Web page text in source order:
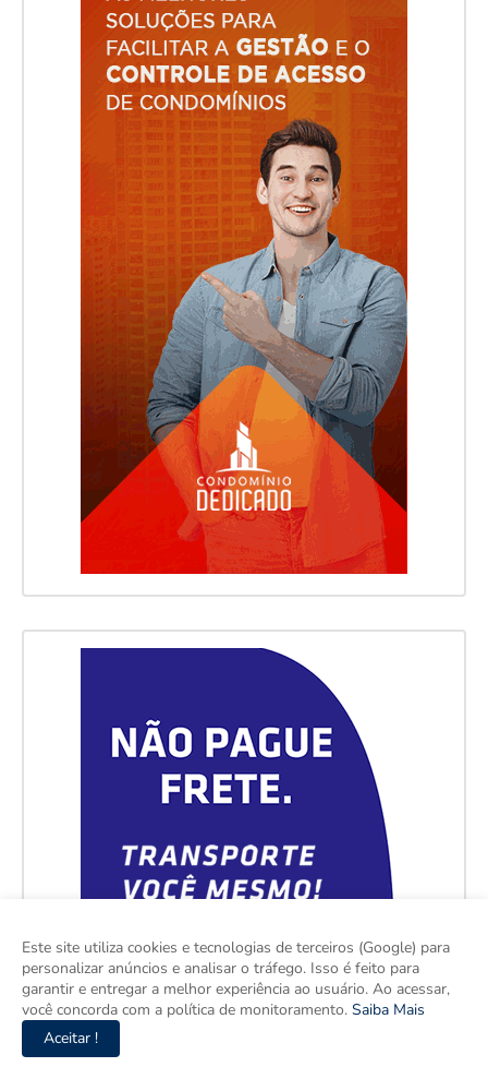
Este site utiliza cookies e tecnologias de terceiros (Google) para
personalizar anúncios e analisar o tráfego. Isso é feito para
garantir e entregar a melhor experiência ao usuário. Ao acessar,
você concorda com a política de monitoramento. Saiba Mais
Aceitar !